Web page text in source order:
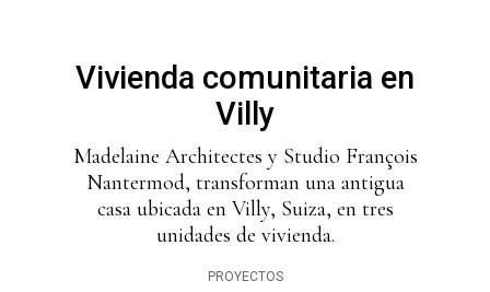
Vivienda comunitaria en
Villy
Madelaine Architectes y Studio François
Nantermod, transforman una antigua
casa ubicada en Villy, Suiza, en tres
unidades de vivienda.
PROYECTOS